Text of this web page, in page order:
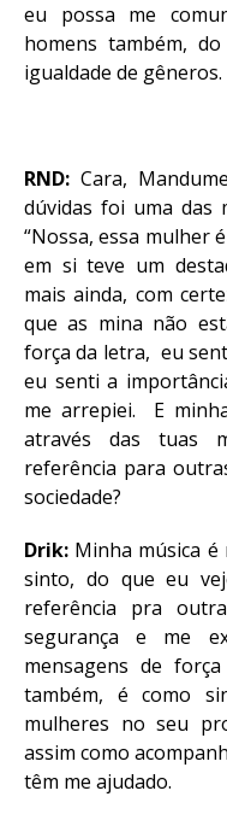
eu possa me
homens também,
igualdade de gêneros.
RND: Cara,
dúvidas foi uma das
“Nossa, essa mulher
em si teve um
mais ainda, com
que as mina não
força da letra, eu
eu senti a
me arrepiei. E
através das tuas
referência para
sociedade?
Drik: Minha música é
sinto, do que eu
referência pra
segurança e me
mensagens de
também, é como
mulheres no seu
assim como
têm me ajudado.